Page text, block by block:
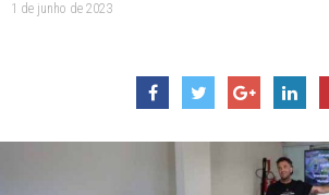
1 de junho de 2023